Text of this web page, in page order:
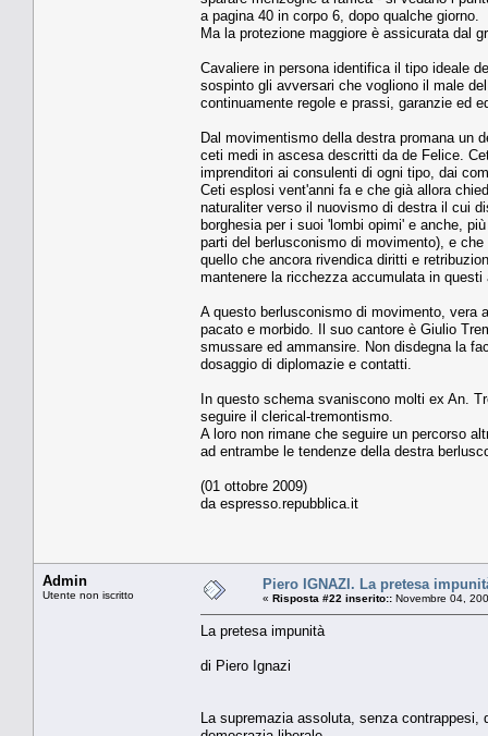
a pagina 40 in corpo 6, dopo qualche giorno.
Ma la protezione maggiore è assicurata dal
Cavaliere in persona identifica il tipo ideale
sospinto gli avversari che vogliono il male
continuamente regole e prassi, garanzie ed
Dal movimentismo della destra promana un
ceti medi in ascesa descritti da de Felice.
imprenditori ai consulenti di ogni tipo, dai
Ceti esplosi vent'anni fa e che già allora
naturaliter verso il nuovismo di destra il cui
borghesia per i suoi 'lombi opimi' e anche,
parti del berlusconismo di movimento), e
quello che ancora rivendica diritti e
mantenere la ricchezza accumulata in
A questo berlusconismo di movimento, vera
pacato e morbido. Il suo cantore è Giulio
smussare ed ammansire. Non disdegna la
dosaggio di diplomazie e contatti.
In questo schema svaniscono molti ex An.
seguire il clerical-tremontismo.
A loro non rimane che seguire un percorso
ad entrambe le tendenze della destra
(01 ottobre 2009)
da espresso.repubblica.it
Admin
Utente non iscritto
Piero IGNAZI. La pretesa
« Risposta #22 inserito:: Novembre 04,
La pretesa impunità
di Piero Ignazi
La supremazia assoluta, senza contrappesi,